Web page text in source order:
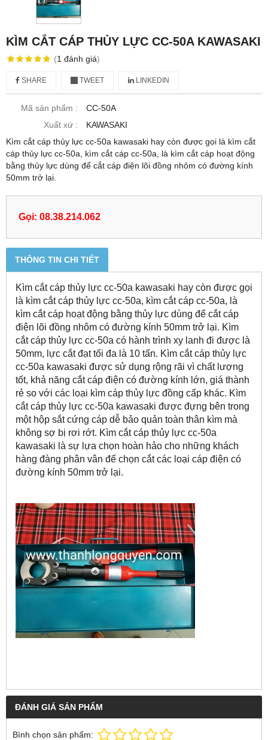
KÌM CẮT CÁP THỦY LỰC CC-50A KAWASAKI
(1 đánh giá)
SHARE TWEET LINKEDIN
Mã sản phẩm :
CC-50A
Xuất xứ :
KAWASAKI
Kìm cắt cáp thủy lực cc-50a kawasaki hay còn được gọi là kìm cắt
cáp thủy lực cc-50a, kìm cắt cáp cc-50a, là kìm cắt cáp hoạt động
bằng thủy lực dùng để cắt cáp điện lõi đồng nhôm có đường kính
50mm trở lại.
Gọi: 08.38.214.062
THÔNG TIN CHI TIẾT
Kìm cắt cáp thủy lực cc-50a kawasaki hay còn được gọi
là kìm cắt cáp thủy lực cc-50a, kìm cắt cáp cc-50a, là
kìm cắt cáp hoạt động bằng thủy lực dùng để cắt cáp
điện lõi đồng nhôm có đường kính 50mm trở lại. Kìm
cắt cáp thủy lực cc-50a có hành trình xy lanh đi được là
50mm, lực cắt đạt tối đa là 10 tấn. Kìm cắt cáp thủy lực
cc-50a kawasaki được sử dụng rộng rãi vì chất lượng
tốt, khả năng cắt cáp điện có đường kính lớn, giá thành
rẻ so với các loại kìm cáp thủy lực đồng cấp khác. Kìm
cắt cáp thủy lực cc-50a kawasaki được đựng bên trong
một hộp sắt cứng cáp dễ bảo quản toàn thân kìm mà
không sợ bị rơi rớt. Kìm cắt cáp thủy lực cc-50a
kawasaki là sự lựa chọn hoàn hảo cho những khách
hàng đàng phân vân để chọn cắt các loại cáp điện có
đường kính 50mm trở lại.
ĐÁNH GIÁ SẢN PHẨM
Bình chọn sản phẩm: